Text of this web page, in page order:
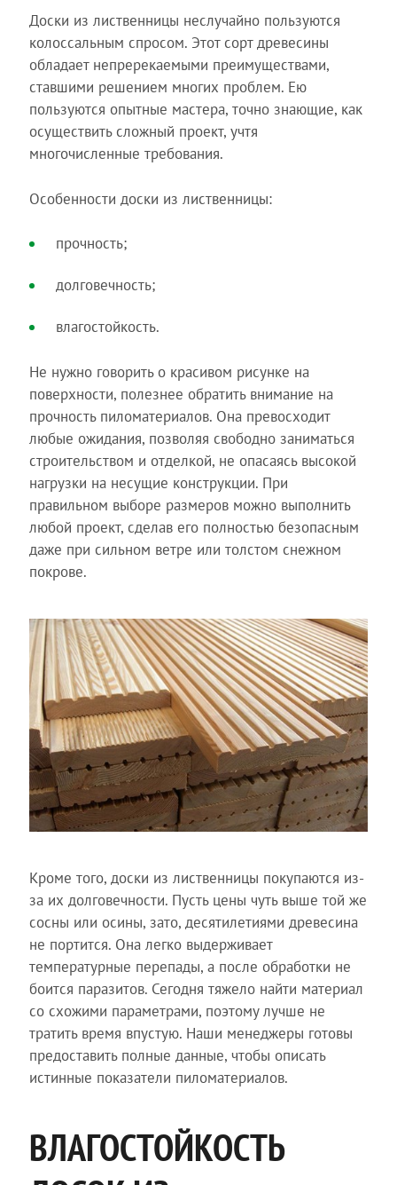
Доски из лиственницы неслучайно пользуются
колоссальным спросом. Этот сорт древесины
обладает непререкаемыми преимуществами,
ставшими решением многих проблем. Ею
пользуются опытные мастера, точно знающие, как
осуществить сложный проект, учтя
многочисленные требования.
Особенности доски из лиственницы:
прочность;
долговечность;
влагостойкость.
Не нужно говорить о красивом рисунке на
поверхности, полезнее обратить внимание на
прочность пиломатериалов. Она превосходит
любые ожидания, позволяя свободно заниматься
строительством и отделкой, не опасаясь высокой
нагрузки на несущие конструкции. При
правильном выборе размеров можно выполнить
любой проект, сделав его полностью безопасным
даже при сильном ветре или толстом снежном
покрове.
Кроме того, доски из лиственницы покупаются из-
за их долговечности. Пусть цены чуть выше той же
сосны или осины, зато, десятилетиями древесина
не портится. Она легко выдерживает
температурные перепады, а после обработки не
боится паразитов. Сегодня тяжело найти материал
со схожими параметрами, поэтому лучше не
тратить время впустую. Наши менеджеры готовы
предоставить полные данные, чтобы описать
истинные показатели пиломатериалов.
ВЛАГОСТОЙКОСТЬ